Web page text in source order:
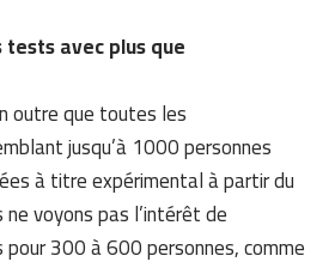
avec plus que
outre que toutes les
jusqu’à 1000 personnes
à titre expérimental à partir du
voyons pas l’intérêt de
300 à 600 personnes, comme